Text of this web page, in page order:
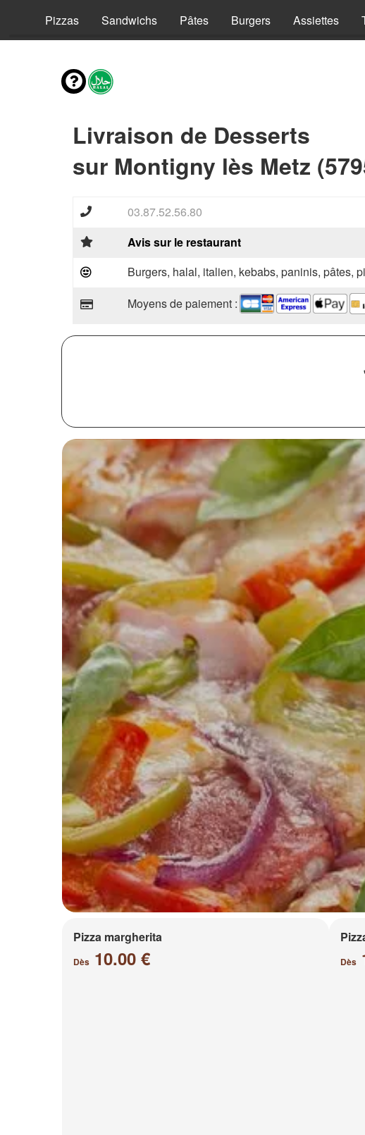
Pizzas Sandwichs Pâtes Burgers Assiettes
Livraison de Desserts
sur Montigny lès Metz
03.87.52.56.80
Avis sur le restaurant
Burgers, halal, italien, kebabs, paninis, pâtes,
Moyens de paiement :
Pizza margherita
Dès 10.00 € Dès